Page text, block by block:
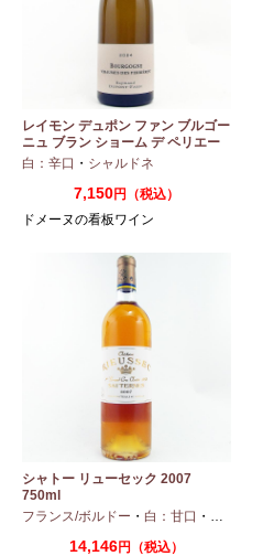
シャルドネ
レイモン デュポン ファン ブルゴー
ニュ ブラン ショーム デ ペリエー
ル 2024 750ml
白：辛口 ・ シャルドネ
7,150円（税込）
ドメーヌの看板ワイン
シャルドネ
シャトー リューセック 2007
750ml
フランス/ボルドー ・ 白：甘口 ・
14,146円（税込）